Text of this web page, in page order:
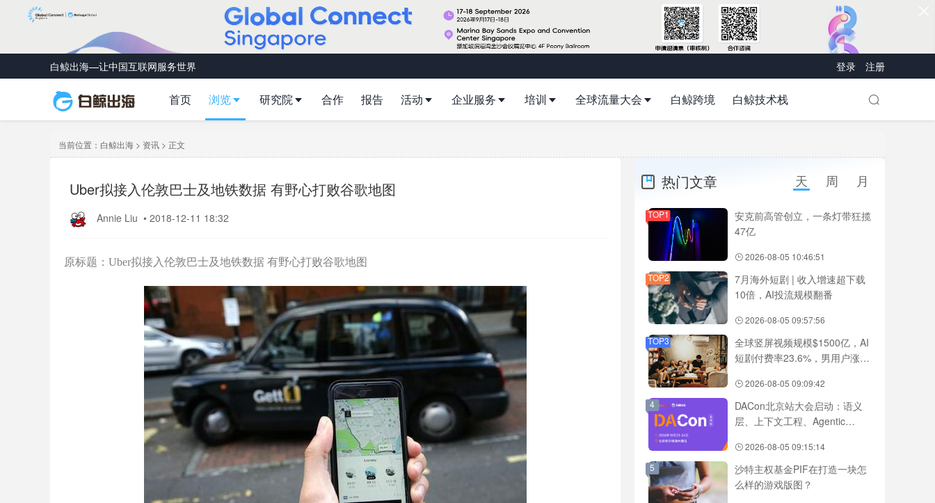
白鲸出海—让中国互联网服务世界 登录 注册
首页 浏览 研究院 合作 报告 活动 企业服务 培训 全球流量大会 白鲸跨境 白鲸技术栈
当前位置： 白鲸出海 > 资讯 > 正文
Uber拟接入伦敦巴士及地铁数据 有野心打败谷歌地图
Annie Liu • 2018-12-11 18:32
原标题：Uber拟接入伦敦巴士及地铁数据 有野心打败谷歌地图
热门文章 天 周 月
TOP1
安克前高管创立，一条灯带狂揽
47亿
2026-08-05 10:46:51
TOP2
7月海外短剧 | 收入增速超下载
10倍，AI投流规模翻番
2026-08-05 09:57:56
TOP3
全球竖屏视频规模$1500亿，AI
短剧付费率23.6%，男用户涨28
2026-08-05 09:09:42
4
DACon北京站大会启动：语义
层、上下文工程、Agentic
2026-08-05 09:15:14
5
沙特主权基金PIF在打造一块怎
么样的游戏版图？